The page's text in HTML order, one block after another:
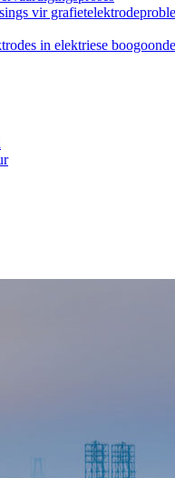
vir
in elektriese